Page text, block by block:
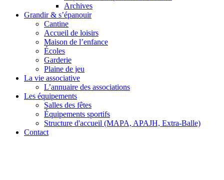
Archives
Grandir & s’épanouir
Cantine
Accueil de loisirs
Maison de l’enfance
Écoles
Garderie
Plaine de jeu
La vie associative
L’annuaire des associations
Les équipements
Salles des fêtes
Équipements sportifs
Structure d'accueil (MAPA, APAJH, Extra-Balle)
Contact